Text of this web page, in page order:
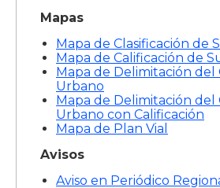
Mapas
Mapa de Clasificación de
Mapa de Calificación de
Mapa de Delimitación del
Urbano
Mapa de Delimitación del
Urbano con Calificación
Mapa de Plan Vial
Avisos
Aviso en Periódico